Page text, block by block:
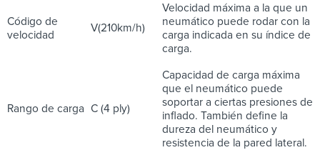
Código de
velocidad
V(210km/h)
Velocidad máxima a la que un
neumático puede rodar con la
carga indicada en su índice de
carga.
Rango de carga C (4 ply)
Capacidad de carga máxima
que el neumático puede
soportar a ciertas presiones de
inflado. También define la
dureza del neumático y
resistencia de la pared lateral.